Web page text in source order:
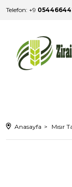
Telefon: +9
Anasayfa Mısır